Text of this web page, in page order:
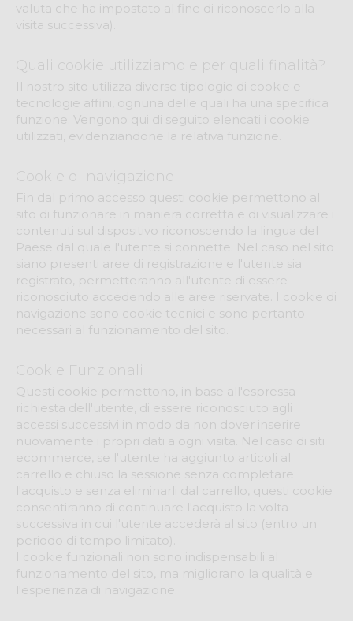
valuta che ha impostato al fine di riconoscerlo alla
visita successiva).
Quali cookie utilizziamo e per quali finalità?
Il nostro sito utilizza diverse tipologie di cookie e
tecnologie affini, ognuna delle quali ha una specifica
funzione. Vengono qui di seguito elencati i cookie
utilizzati, evidenziandone la relativa funzione.
Cookie di navigazione
Fin dal primo accesso questi cookie permettono al
sito di funzionare in maniera corretta e di visualizzare i
contenuti sul dispositivo riconoscendo la lingua del
Paese dal quale l'utente si connette. Nel caso nel sito
siano presenti aree di registrazione e l'utente sia
registrato, permetteranno all'utente di essere
riconosciuto accedendo alle aree riservate. I cookie di
navigazione sono cookie tecnici e sono pertanto
necessari al funzionamento del sito.
Cookie Funzionali
Questi cookie permettono, in base all'espressa
richiesta dell'utente, di essere riconosciuto agli
accessi successivi in modo da non dover inserire
nuovamente i propri dati a ogni visita. Nel caso di siti
e­commerce, se l'utente ha aggiunto articoli al
carrello e chiuso la sessione senza completare
l'acquisto e senza eliminarli dal carrello, questi cookie
consentiranno di continuare l'acquisto la volta
successiva in cui l'utente accederà al sito (entro un
periodo di tempo limitato).
I cookie funzionali non sono indispensabili al
funzionamento del sito, ma migliorano la qualità e
l'esperienza di navigazione.